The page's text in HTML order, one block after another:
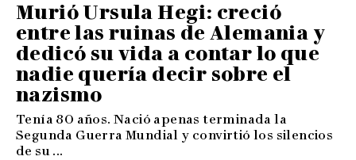
Murió Ursula Hegi: creció
entre las ruinas de Alemania y
dedicó su vida a contar lo que
nadie quería decir sobre el
nazismo
Tenía 80 años. Nació apenas terminada la
Segunda Guerra Mundial y convirtió los silencios
de su ...